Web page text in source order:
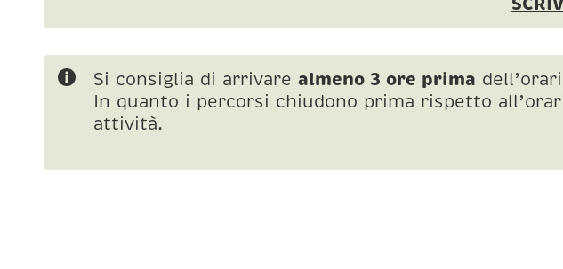
Si consiglia di arrivare almeno 3 ore prima
In quanto i percorsi chiudono prima rispetto
attività.